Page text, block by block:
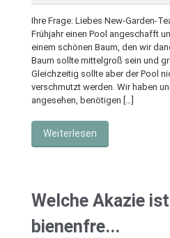
Ihre Frage: Liebes New-Garden-
Frühjahr einen Pool angeschafft
einem schönen Baum, den wir
Baum sollte mittelgroß sein und
Gleichzeitig sollte aber der Pool
verschmutzt werden. Wir haben
angesehen, benötigen […]
Weiterlesen
Welche Akazie
bienenfre...